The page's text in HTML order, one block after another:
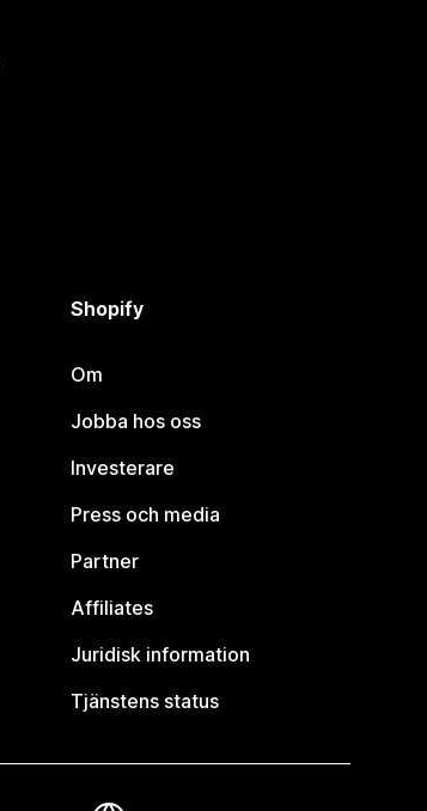
Shopify
Om
Jobba hos oss
Investerare
Press och media
Partner
Affiliates
Juridisk information
Tjänstens status